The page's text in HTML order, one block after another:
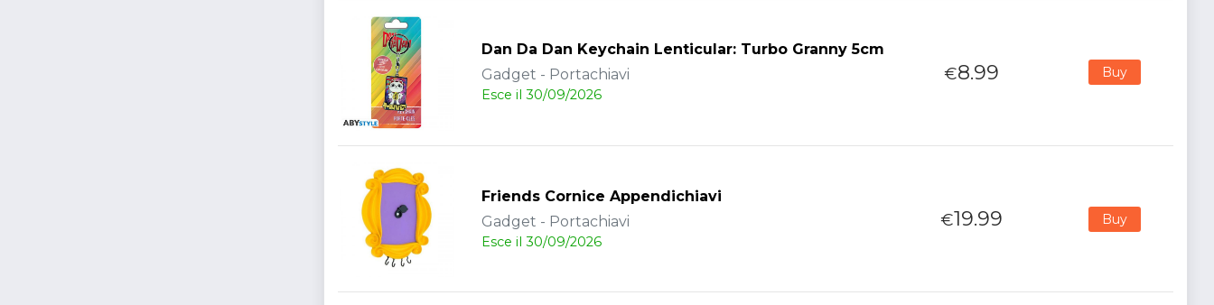
Dan Da Dan Keychain Lenticular: Turbo Granny 5cm
Gadget - Portachiavi
Esce il 30/09/2026
€8.99 Buy
Friends Cornice Appendichiavi
Gadget - Portachiavi
Esce il 30/09/2026
€19.99 Buy